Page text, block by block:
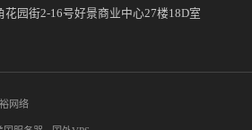
花园街2-16号好景商业中心27楼18D室
网络